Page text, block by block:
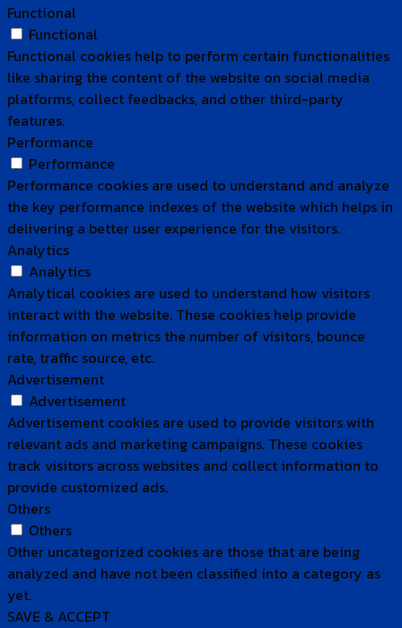
Functional
Functional
Functional cookies help to perform certain functionalities
like sharing the content of the website on social media
platforms, collect feedbacks, and other third-party
features.
Performance
Performance
Performance cookies are used to understand and analyze
the key performance indexes of the website which helps in
delivering a better user experience for the visitors.
Analytics
Analytics
Analytical cookies are used to understand how visitors
interact with the website. These cookies help provide
information on metrics the number of visitors, bounce
rate, traffic source, etc.
Advertisement
Advertisement
Advertisement cookies are used to provide visitors with
relevant ads and marketing campaigns. These cookies
track visitors across websites and collect information to
provide customized ads.
Others
Others
Other uncategorized cookies are those that are being
analyzed and have not been classified into a category as
yet.
SAVE & ACCEPT